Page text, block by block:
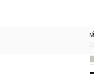
SERRELLS